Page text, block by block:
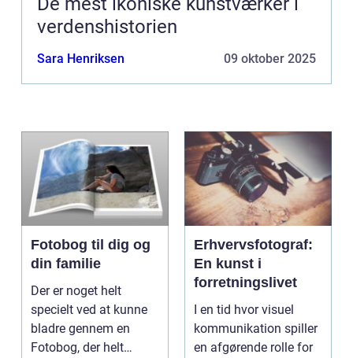
verdenshistorien
Sara Henriksen 09 oktober 2025
Fotobog til dig og
din familie
Der er noget helt
specielt ved at kunne
bladre gennem en
Fotobog, der helt
Erhvervsfotograf:
En kunst i
forretningslivet
I en tid hvor visuel
kommunikation spiller
en afgørende rolle for